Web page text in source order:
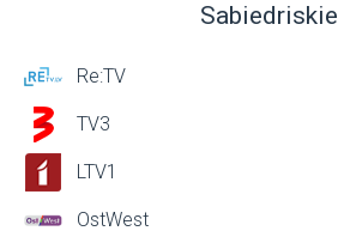
Sabiedriskie
Re:TV
TV3
LTV1
OstWest